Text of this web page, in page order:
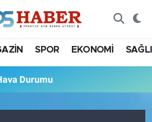
SPOR EKONOMİ
Durumu